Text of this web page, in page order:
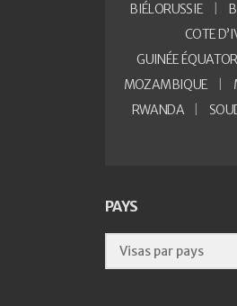
BIÉLORUSSIE
COTE
GUINÉE
MOZAMBIQUE
RWANDA
PAYS